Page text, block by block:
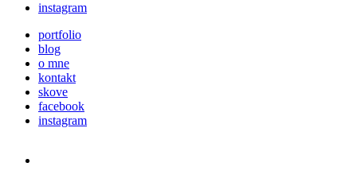
instagram
portfolio
blog
o mne
kontakt
skove
facebook
instagram